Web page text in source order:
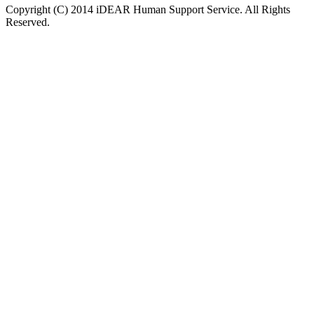
Copyright (C) 2014 iDEAR Human Support Service. All Rights
Reserved.